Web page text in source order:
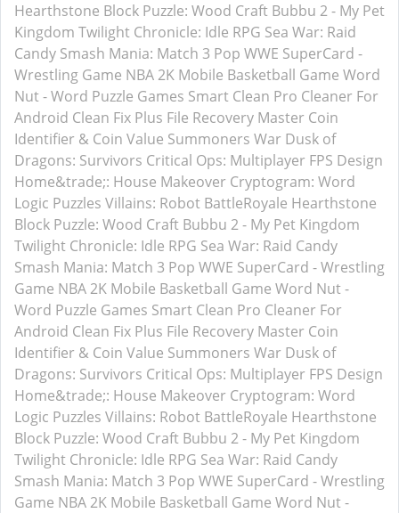
Hearthstone Block Puzzle: Wood Craft Bubbu 2 - My Pet
Kingdom Twilight Chronicle: Idle RPG Sea War: Raid
Candy Smash Mania: Match 3 Pop WWE SuperCard -
Wrestling Game NBA 2K Mobile Basketball Game Word
Nut - Word Puzzle Games Smart Clean Pro Cleaner For
Android Clean Fix Plus File Recovery Master Coin
Identifier & Coin Value Summoners War Dusk of
Dragons: Survivors Critical Ops: Multiplayer FPS Design
Home&trade;: House Makeover Cryptogram: Word
Logic Puzzles Villains: Robot BattleRoyale Hearthstone
Block Puzzle: Wood Craft Bubbu 2 - My Pet Kingdom
Twilight Chronicle: Idle RPG Sea War: Raid Candy
Smash Mania: Match 3 Pop WWE SuperCard - Wrestling
Game NBA 2K Mobile Basketball Game Word Nut -
Word Puzzle Games Smart Clean Pro Cleaner For
Android Clean Fix Plus File Recovery Master Coin
Identifier & Coin Value Summoners War Dusk of
Dragons: Survivors Critical Ops: Multiplayer FPS Design
Home&trade;: House Makeover Cryptogram: Word
Logic Puzzles Villains: Robot BattleRoyale Hearthstone
Block Puzzle: Wood Craft Bubbu 2 - My Pet Kingdom
Twilight Chronicle: Idle RPG Sea War: Raid Candy
Smash Mania: Match 3 Pop WWE SuperCard - Wrestling
Game NBA 2K Mobile Basketball Game Word Nut -